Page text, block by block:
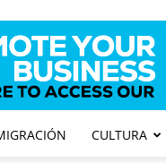
CULTURA